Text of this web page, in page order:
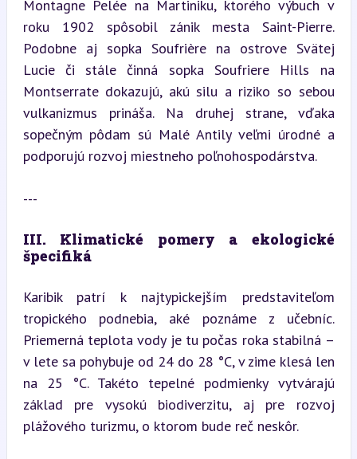
Montagne Pelée na Martiniku, ktorého výbuch v
roku 1902 spôsobil zánik mesta Saint-Pierre.
Podobne aj sopka Soufrière na ostrove Svätej
Lucie či stále činná sopka Soufriere Hills na
Montserrate dokazujú, akú silu a riziko so sebou
vulkanizmus prináša. Na druhej strane, vďaka
sopečným pôdam sú Malé Antily veľmi úrodné a
podporujú rozvoj miestneho poľnohospodárstva.
---
III. Klimatické pomery a ekologické
špecifiká
Karibik patrí k najtypickejším predstaviteľom
tropického podnebia, aké poznáme z učebníc.
Priemerná teplota vody je tu počas roka stabilná –
v lete sa pohybuje od 24 do 28 °C, v zime klesá len
na 25 °C. Takéto tepelné podmienky vytvárajú
základ pre vysokú biodiverzitu, aj pre rozvoj
plážového turizmu, o ktorom bude reč neskôr.